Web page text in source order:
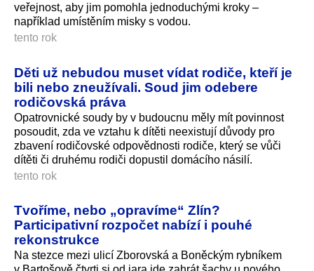
veřejnost, aby jim pomohla jednoduchými kroky –
například umístěním misky s vodou.
tento rok
Děti už nebudou muset vídat rodiče, kteří je
bili nebo zneužívali. Soud jim odebere
rodičovská práva
Opatrovnické soudy by v budoucnu měly mít povinnost
posoudit, zda ve vztahu k dítěti neexistují důvody pro
zbavení rodičovské odpovědnosti rodiče, který se vůči
dítěti či druhému rodiči dopustil domácího násilí.
tento rok
Tvoříme, nebo „opravíme“ Zlín?
Participativní rozpočet nabízí i pouhé
rekonstrukce
Na stezce mezi ulicí Zborovská a Boněckým rybníkem